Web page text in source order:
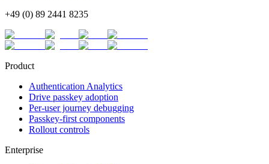
+49 (0) 89 2441 8235
Product
Authentication Analytics
Drive passkey adoption
Per-user journey debugging
Passkey-first components
Rollout controls
Enterprise